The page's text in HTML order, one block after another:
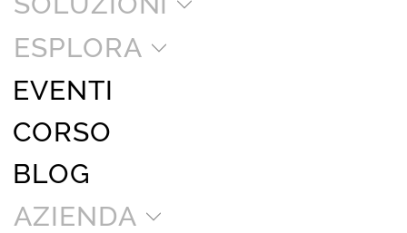
ESPLORA
EVENTI
CORSO
BLOG
AZIENDA